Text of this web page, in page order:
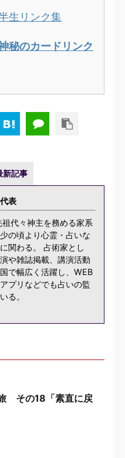
生リンク集
秘のカードリンク
新記事
表
代々神主を務める家系
の頃より心霊・占いな
関わる。 占術家とし
や雑誌掲載、講演活動
で幅広く活躍し、WEB
プリなどでも占いの監
る。
その18「素直に戻